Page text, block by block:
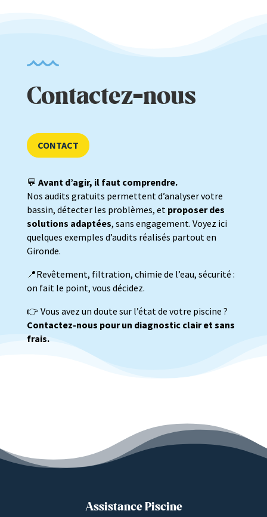
Contactez-nous
CONTACT
💬 Avant d’agir, il faut comprendre.
Nos audits gratuits permettent d’analyser votre
bassin, détecter les problèmes, et proposer des
solutions adaptées, sans engagement. Voyez ici
quelques exemples d’audits réalisés partout en
Gironde.
📍Revêtement, filtration, chimie de l’eau, sécurité :
on fait le point, vous décidez.
👉 Vous avez un doute sur l’état de votre piscine ?
Contactez-nous pour un diagnostic clair et sans
frais.
Assistance Piscine